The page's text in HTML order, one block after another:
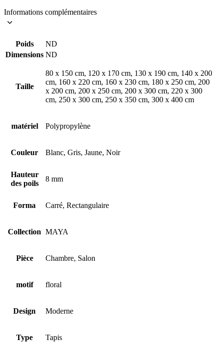
Informations complémentaires
Poids
ND
Dimensions ND
Taille
80 x 150 cm, 120 x 170 cm, 130 x 190 cm, 140 x 200
cm, 160 x 220 cm, 160 x 230 cm, 180 x 250 cm, 200
x 200 cm, 200 x 250 cm, 200 x 300 cm, 220 x 300
cm, 250 x 300 cm, 250 x 350 cm, 300 x 400 cm
matériel Polypropylène
Couleur Blanc, Gris, Jaune, Noir
Hauteur
des poils
8 mm
Forma Carré, Rectangulaire
Collection MAYA
Pièce Chambre, Salon
motif floral
Design Moderne
Type Tapis